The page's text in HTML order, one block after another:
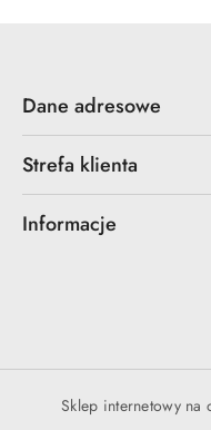
Dane adresowe
Strefa klienta
Informacje
Sklep internetowy